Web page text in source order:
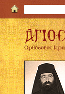
Ορθόδοξος